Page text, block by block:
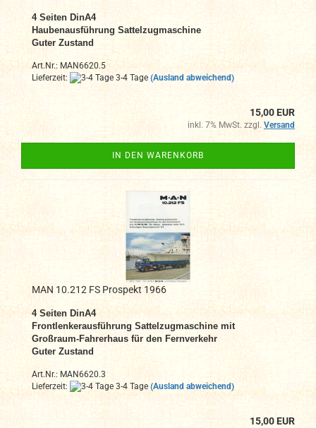
4 Seiten DinA4
Haubenausführung Sattelzugmaschine
Guter Zustand
Art.Nr.: MAN6620.5
Lieferzeit:
3-4 Tage (Ausland abweichend)
15,00 EUR
inkl. 7% MwSt. zzgl. Versand
IN DEN WARENKORB
MAN 10.212 FS Prospekt 1966
4 Seiten DinA4
Frontlenkerausführung Sattelzugmaschine mit
Großraum-Fahrerhaus für den Fernverkehr
Guter Zustand
Art.Nr.: MAN6620.3
Lieferzeit:
3-4 Tage (Ausland abweichend)
15,00 EUR